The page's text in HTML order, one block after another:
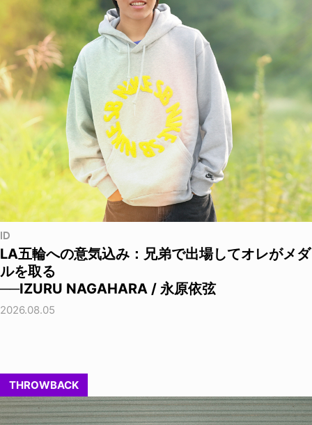
ID
LA五輪への意気込み：兄弟で出場してオレがメダ
ルを取る
──IZURU NAGAHARA / 永原依弦
2026.08.05
THROWBACK